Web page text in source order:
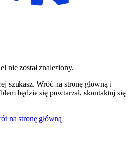
nie został znaleziony.
szukasz. Wróć na stronę główną i
będzie się powtarzał, skontaktuj się
na stronę główną